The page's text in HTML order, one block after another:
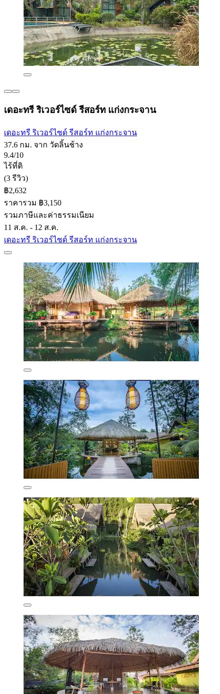
เดอะทรี ริเวอร์ไซด์ รีสอร์ท แก่งกระจาน
เดอะทรี ริเวอร์ไซด์ รีสอร์ท แก่งกระจาน
37.6 กม. จาก วัดลิ้นช้าง
9.4/10
ไร้ที่ติ
(3 รีวิว)
฿2,632
ราคารวม ฿3,150
รวมภาษีและค่าธรรมเนียม
11 ส.ค. - 12 ส.ค.
เดอะทรี ริเวอร์ไซด์ รีสอร์ท แก่งกระจาน